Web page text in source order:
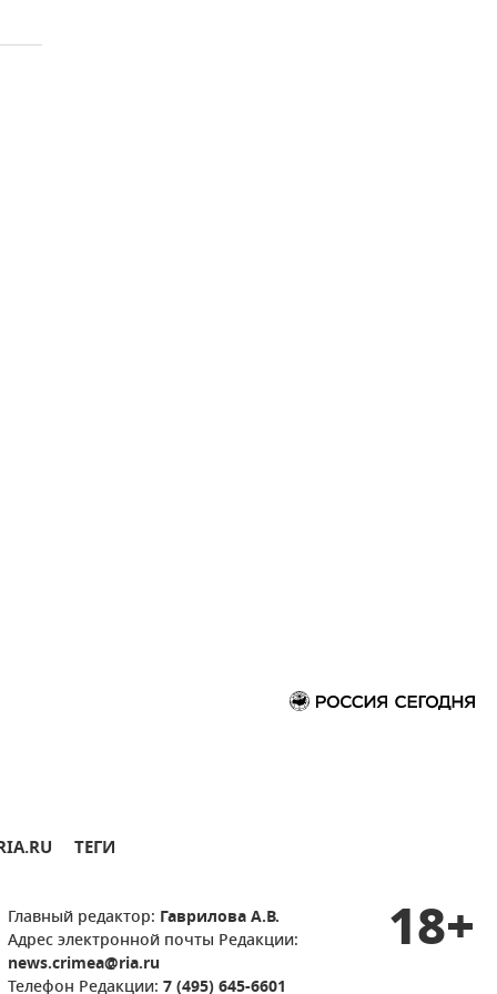
ТЕГИ
Главный редактор: Гаврилова А.В.
Адрес электронной почты Редакции:
news.crimea@ria.ru
Телефон Редакции: 7 (495) 645-6601
18+